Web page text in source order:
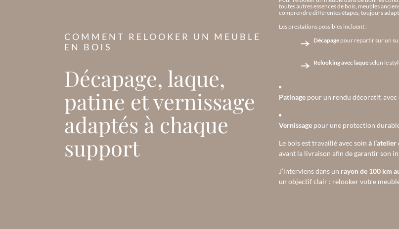
COMMENT RELOOKER UN MEUBLE
EN BOIS
Décapage, laque,
patine et vernissage
adaptés à chaque
support
toutes autres essences de bois, meubles
comprendre différentes étapes, toujours
Les prestations possibles incluent :
Décapagepour repartir sur un
Relooking avec laqueselon le
Patinagepour un rendu décoratif,
Vernissagepour une protection
Le bois est travaillé avec soin à l’atelier
avant la livraison afin de garantir son
J’interviens dans un rayon de 100 km
un objectif clair : relooker votre